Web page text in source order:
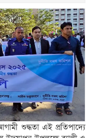
শুদ্ধতা এই প্রতিপাদ্যে